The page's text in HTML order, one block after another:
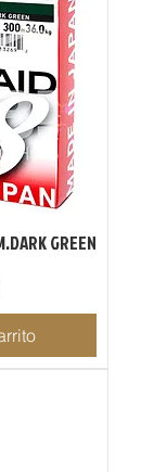
GREEN